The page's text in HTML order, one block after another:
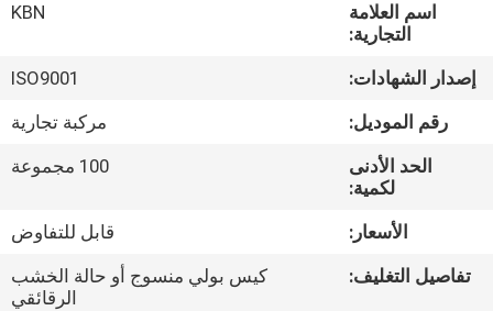
في
المعمل
مراقبة
الجودة
اتصل
اسم العلامة
التجارية:
KBN
إصدار الشهادات:
ISO9001
رقم الموديل:
مركبة تجارية
الحد الأدنى
لكمية:
100 مجموعة
الأسعار:
قابل للتفاوض
تفاصيل التغليف:
كيس بولي منسوج أو حالة الخشب
الرقائقي